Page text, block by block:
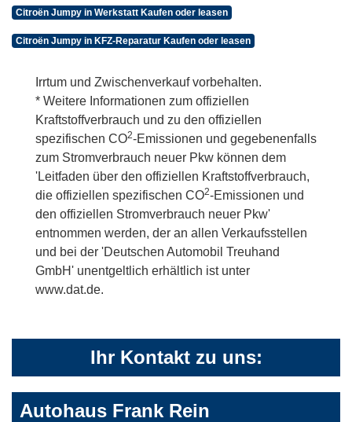
Citroën Jumpy in Werkstatt Kaufen oder leasen
Citroën Jumpy in KFZ-Reparatur Kaufen oder leasen
Irrtum und Zwischenverkauf vorbehalten.
* Weitere Informationen zum offiziellen
Kraftstoffverbrauch und zu den offiziellen
spezifischen CO2-Emissionen und gegebenenfalls
zum Stromverbrauch neuer Pkw können dem
'Leitfaden über den offiziellen Kraftstoffverbrauch,
die offiziellen spezifischen CO2-Emissionen und
den offiziellen Stromverbrauch neuer Pkw'
entnommen werden, der an allen Verkaufsstellen
und bei der 'Deutschen Automobil Treuhand
GmbH' unentgeltlich erhältlich ist unter
www.dat.de.
Ihr Kontakt zu uns:
Autohaus Frank Rein